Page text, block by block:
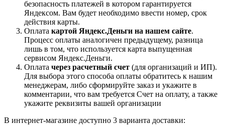
безопасность платежей в котором гарантируется
Яндексом. Вам будет необходимо ввести номер, срок
действия карты.
Оплата картой Яндекс.Деньги на нашем сайте.
Процесс оплаты аналогичен предыдущему, разница
лишь в том, что используется карта выпущенная
сервисом Яндекс.Деньги.
Оплата через расчетный счет (для организаций и ИП).
Для выбора этого способа оплаты обратитесь к нашим
менеджерам, либо сформируйте заказ и укажите в
комментарии, что вам требуется Счет на оплату, а также
укажите реквизиты вашей организации
В интернет-магазине доступно 3 варианта доставки: